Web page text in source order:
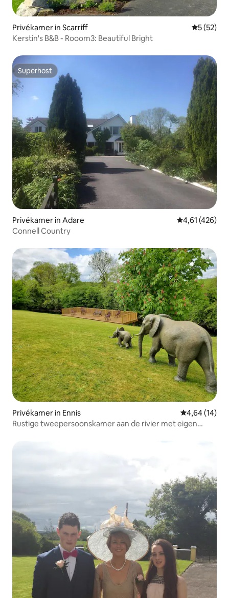
Privékamer in Scarriff
5 (52)
Kerstin's B&B - Rooom3: Beautiful Bright
Superhost
Superhost
Privékamer in Adare Gemiddelde
4,61 (426)
Connell Country
Privékamer in Ennis Gemiddelde
4,64 (14)
Rustige tweepersoonskamer aan de rivier met eigen